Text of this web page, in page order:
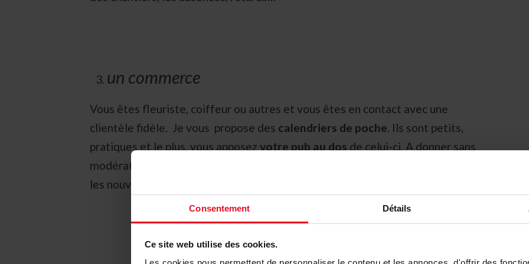
Consentement Détails
Ce site web utilise des cookies.
un commerce
Vous êtes fleuriste, coiffeur ou autres et vous êtes en contact avec une
clientèle fidèle. Je vous propose des calendriers de poche. Ils sont petits,
pratiques et le plus, vous apposez votre pub au dos de celui-ci. A donner sans
modération à votre clientèle avec vos coordonnées visibles toute l’année pour
les nouveaux clients. Un petit cadeau nouvel an qu’ils apprécieront.